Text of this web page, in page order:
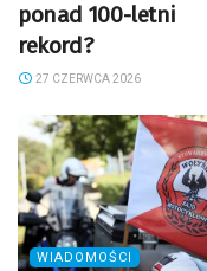
ponad 100-letni
rekord?
27 CZERWCA 2026
WIADOMOŚCI